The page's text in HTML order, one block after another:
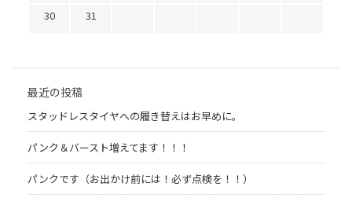
30
31
最近の投稿
スタッドレスタイヤへの履き替えはお早めに。
パンク＆バースト増えてます！！！
パンクです（お出かけ前には！必ず点検を！！）